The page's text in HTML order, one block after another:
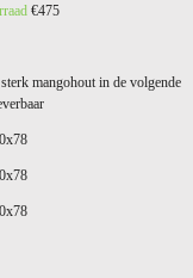
€475
mangohout in de volgende